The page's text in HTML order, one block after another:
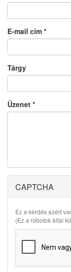
E-mail cím *
Tárgy
Üzenet *
CAPTCHA
Ez a kérdés azért
(Ez a robotok által